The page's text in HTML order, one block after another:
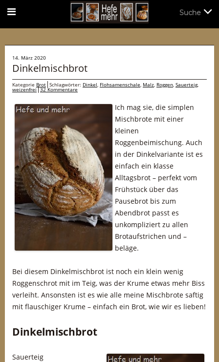
14. März 2020
Dinkelmischbrot
Kategorie Brot Schlagwörter: Dinkel, Flohsamenschale, Malz, Roggen, Sauerteig,
weizenfrei 32 Kommentare
Ich mag sie, die simplen
Mischbrote mit einer
kleinen
Roggenbeimischung. Auch
in der Dinkelvariante ist es
einfach ein klasse
Alltagsbrot – perfekt vom
Frühstück über das
Pausebrot bis zum
Abendbrot passt es
unkompliziert zu allen
Brotaufstrichen und –
beläge.
Bei diesem Dinkelmischbrot ist noch ein klein wenig
Roggenschrot mit im Teig, was der Krume etwas mehr Biss
verleiht. Ansonsten ist es wie alle meine Mischbrote saftig
mit flauschiger Krume – einfach ein Brot, wie wir es lieben!
Dinkelmischbrot
Sauerteig
Suche
Suche